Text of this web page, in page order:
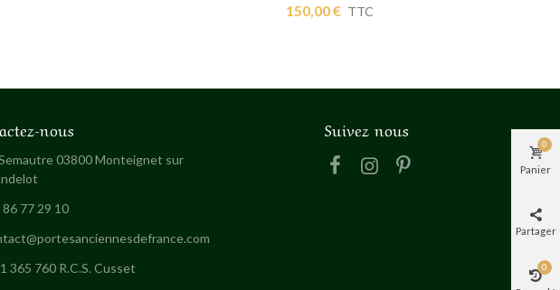
150,00 € TTC
nous
03800 Monteignet sur
86 77 29 10
365 760 R.C.S. Cusset
Suivez nous
Panier
0
Partager
0